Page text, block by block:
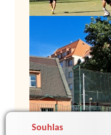
Souhlas